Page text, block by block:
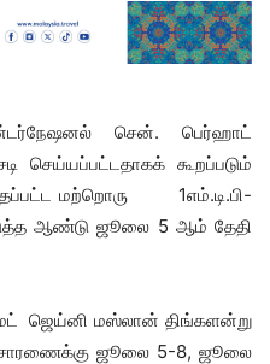
சென். பெர்ஹாட்
செய்யப்பட்டதாகக் கூறப்படும்
மற்றொரு 1எம்.டி.பி-
ஆண்டு ஜூலை 5 ஆம் தேதி
ஜெய்னி மஸ்லான் திங்களன்று
ஜூலை 5-8, ஜூலை